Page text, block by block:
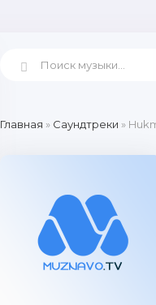
Главная » Саундтреки »